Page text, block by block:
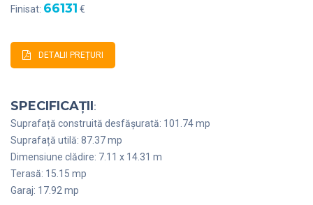
Finisat: 66131 €
DETALII PREȚURI
SPECIFICAȚII:
Suprafață construită desfășurată: 101.74 mp
Suprafață utilă: 87.37 mp
Dimensiune clădire: 7.11 x 14.31 m
Terasă: 15.15 mp
Garaj: 17.92 mp